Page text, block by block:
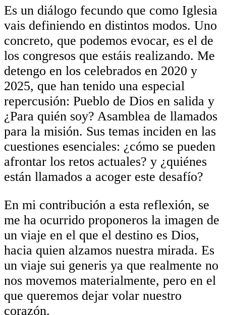
Es un diálogo fecundo que como Iglesia
vais definiendo en distintos modos. Uno
concreto, que podemos evocar, es el de
los congresos que estáis realizando. Me
detengo en los celebrados en 2020 y
2025, que han tenido una especial
repercusión: Pueblo de Dios en salida y
¿Para quién soy? Asamblea de llamados
para la misión. Sus temas inciden en las
cuestiones esenciales: ¿cómo se pueden
afrontar los retos actuales? y ¿quiénes
están llamados a acoger este desafío?
En mi contribución a esta reflexión, se
me ha ocurrido proponeros la imagen de
un viaje en el que el destino es Dios,
hacia quien alzamos nuestra mirada. Es
un viaje sui generis ya que realmente no
nos movemos materialmente, pero en el
que queremos dejar volar nuestro
corazón.